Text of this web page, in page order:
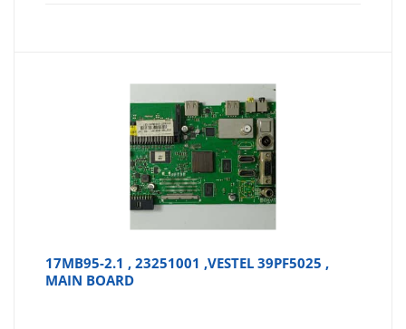
17MB95-2.1 , 23251001 ,VESTEL 39PF5025 ,
MAIN BOARD